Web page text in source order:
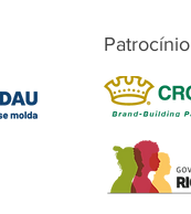
Patrocínio